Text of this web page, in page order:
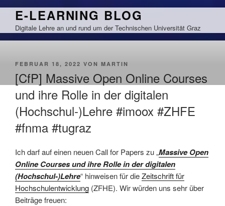
Zum
springen
E-LEARNING BLOG
Digitale Lehre an und rund um der Technischen Universität Graz
VERÖFFENTLICHT
FEBRUAR 18, 2022 VON MARTIN
[CfP] Massive Open Online Courses
und ihre Rolle in der digitalen
(Hochschul-)Lehre #imoox #ZHFE
#fnma #tugraz
Ich darf auf einen neuen Call for Papers zu „Massive Open
Online Courses und ihre Rolle in der digitalen
(Hochschul-)Lehre“ hinweisen für dieZeitschrift für
Hochschulentwicklung (ZFHE). Wir würden uns sehr über
Beiträge freuen: